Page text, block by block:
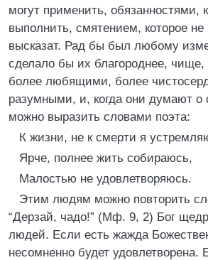
могут применить, обязанностями,
выполнить, смятением, которое не
высказат. Рад бы был любому
сделало бы их благороднее, чище,
более любящими, более
разумными, и, когда они думают
можно выразить словами поэта:
К жизни, не к смерти я
Ярче, полнее жить собираюсь,
Малостью не удовлетворяюсь.
Этим людям можно повторить
“Дерзай, чадо!” (Мф. 9, 2) Бог
людей. Если есть жажда
несомненно будет удовлетворена.